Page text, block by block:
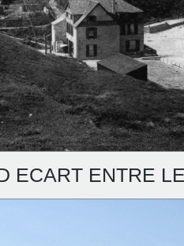
ECART ENTRE